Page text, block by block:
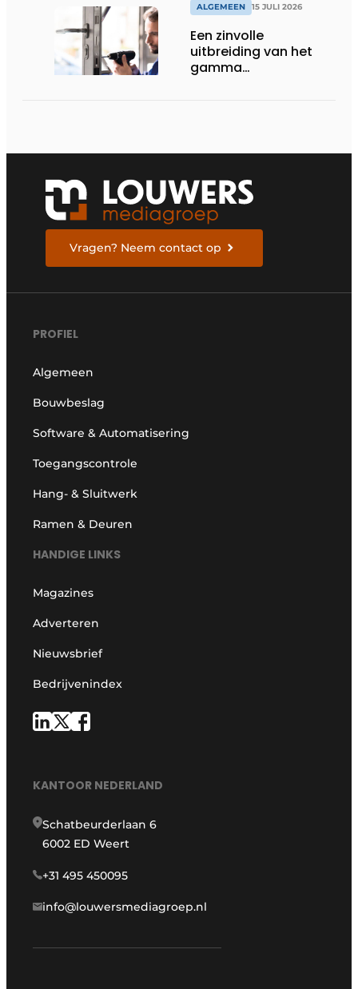
ALGEMEEN 15 JULI 2026
Een zinvolle
uitbreiding van het
gamma
Vragen? Neem contact op
PROFIEL
Algemeen
Bouwbeslag
Software & Automatisering
Toegangscontrole
Hang- & Sluitwerk
Ramen & Deuren
HANDIGE LINKS
Magazines
Adverteren
Nieuwsbrief
Bedrijvenindex
KANTOOR NEDERLAND
Schatbeurderlaan 6
6002 ED Weert
+31 495 450095
info@louwersmediagroep.nl